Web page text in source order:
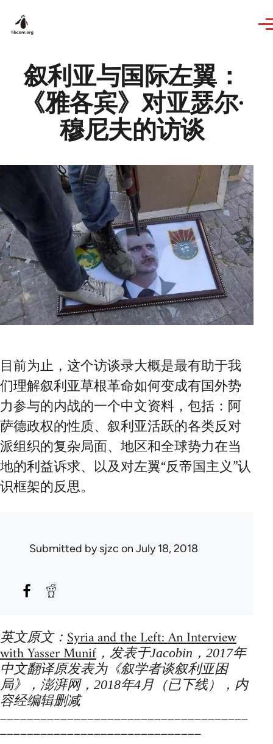
叙利亚与国际左翼：
《雅各宾》对亚瑟尔·
穆尼夫的访谈
目前为止，这个访谈录大概是最有助于我
们理解叙利亚草根革命如何变成有国外势
力参与的内战的一个中文资料，包括：阿
萨德政权的性质、叙利亚活跃的各类反对
派组织的复杂局面、地区和全球势力在当
地的利益诉求、以及对左翼“反帝国主义”认
识框架的反思。
Submitted bysjzc on July 18, 2018
英文原文： Syria and the Left: An Interview
with Yasser Munif ，发表于Jacobin，2017年
中文翻译原发表为《叙学者谈叙利亚困
局》，澎湃网，2018年4月（已下线），内
容经编辑删减
_____________________________________
______________________________